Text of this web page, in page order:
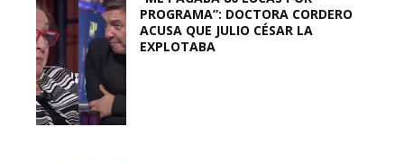
PROGRAMA”: DOCTORA CORDERO
ACUSA QUE JULIO CÉSAR LA
EXPLOTABA